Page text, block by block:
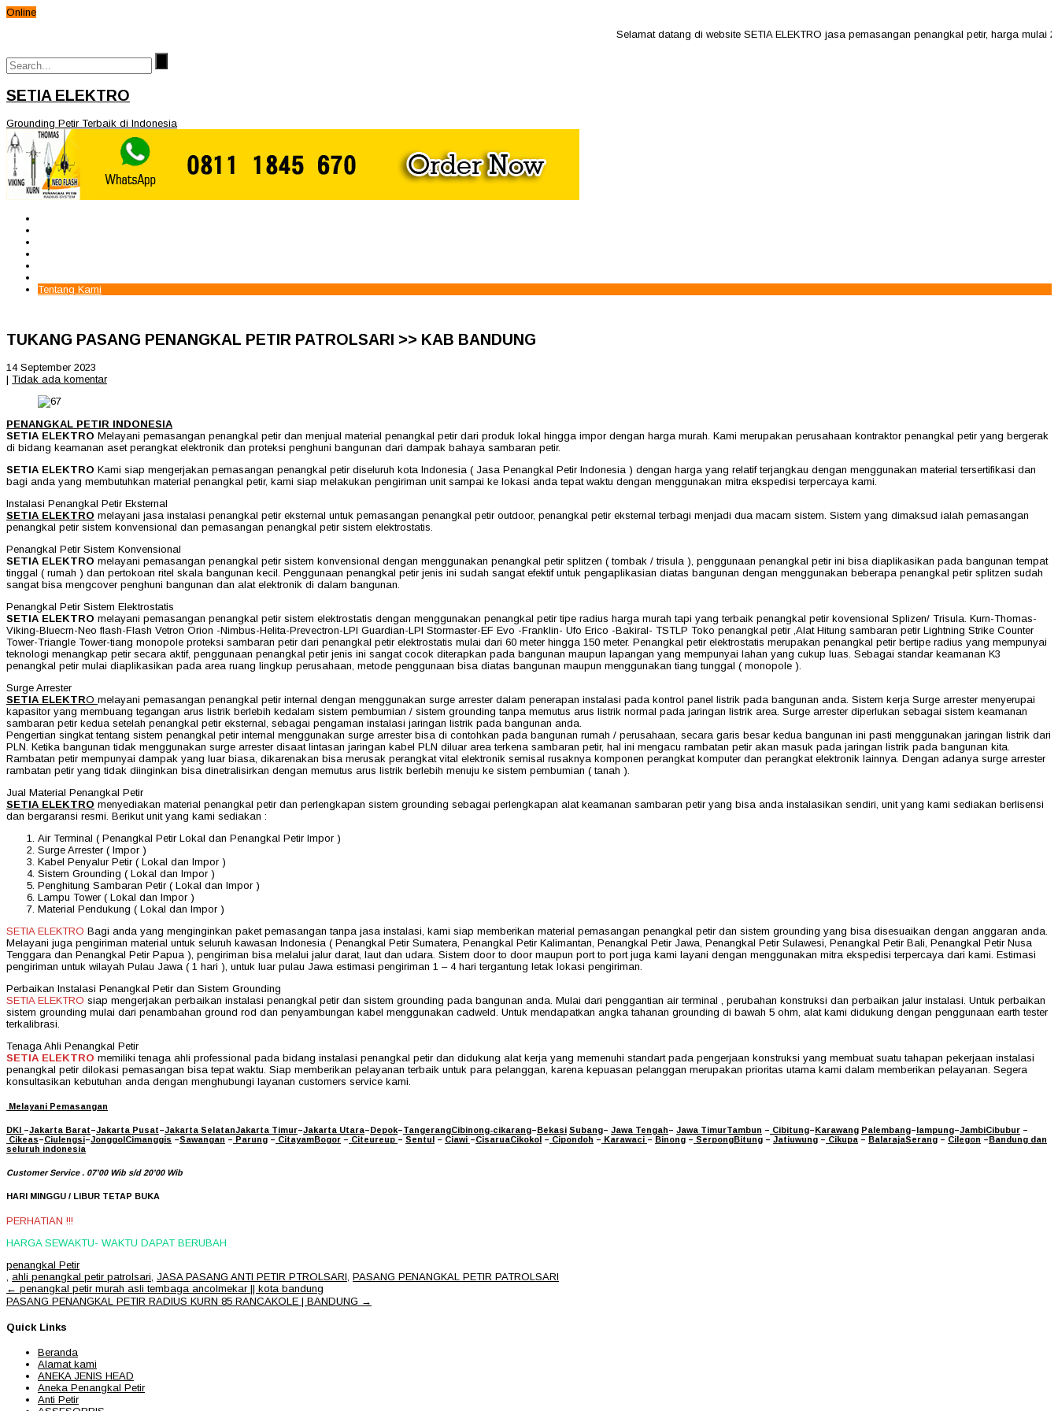
Online
Selamat datang di website SETIA ELEKTRO jasa pemasangan penangkal petir, harga mulai
SETIA ELEKTRO
Grounding Petir Terbaik di Indonesia
Tentang Kami
TUKANG PASANG PENANGKAL PETIR PATROLSARI >> KAB BANDUNG
14 September 2023
| Tidak ada komentar
PENANGKAL PETIR INDONESIA
SETIA ELEKTRO Melayani pemasangan penangkal petir dan menjual material penangkal petir dari produk lokal hingga impor dengan harga murah. Kami merupakan perusahaan kontraktor penangkal petir yang bergerak
di bidang keamanan aset perangkat elektronik dan proteksi penghuni bangunan dari dampak bahaya sambaran petir.
SETIA ELEKTRO Kami siap mengerjakan pemasangan penangkal petir diseluruh kota Indonesia ( Jasa Penangkal Petir Indonesia ) dengan harga yang relatif terjangkau dengan menggunakan material tersertifikasi dan
bagi anda yang membutuhkan material penangkal petir, kami siap melakukan pengiriman unit sampai ke lokasi anda tepat waktu dengan menggunakan mitra ekspedisi terpercaya kami.
Instalasi Penangkal Petir Eksternal
SETIA ELEKTRO melayani jasa instalasi penangkal petir eksternal untuk pemasangan penangkal petir outdoor, penangkal petir eksternal terbagi menjadi dua macam sistem. Sistem yang dimaksud ialah pemasangan
penangkal petir sistem konvensional dan pemasangan penangkal petir sistem elektrostatis.
Penangkal Petir Sistem Konvensional
SETIA ELEKTRO melayani pemasangan penangkal petir sistem konvensional dengan menggunakan penangkal petir splitzen ( tombak / trisula ), penggunaan penangkal petir ini bisa diaplikasikan pada bangunan tempat
tinggal ( rumah ) dan pertokoan ritel skala bangunan kecil. Penggunaan penangkal petir jenis ini sudah sangat efektif untuk pengaplikasian diatas bangunan dengan menggunakan beberapa penangkal petir splitzen sudah
sangat bisa mengcover penghuni bangunan dan alat elektronik di dalam bangunan.
Penangkal Petir Sistem Elektrostatis
SETIA ELEKTRO melayani pemasangan penangkal petir sistem elektrostatis dengan menggunakan penangkal petir tipe radius harga murah tapi yang terbaik penangkal petir kovensional Splizen/ Trisula. Kurn-Thomas-
Viking-Bluecrn-Neo flash-Flash Vetron Orion -Nimbus-Helita-Prevectron-LPI Guardian-LPI Stormaster-EF Evo -Franklin- Ufo Erico -Bakiral- TSTLP Toko penangkal petir ,Alat Hitung sambaran petir Lightning Strike Counter
Tower-Triangle Tower-tiang monopole proteksi sambaran petir dari penangkal petir elektrostatis mulai dari 60 meter hingga 150 meter. Penangkal petir elektrostatis merupakan penangkal petir bertipe radius yang mempunyai
teknologi menangkap petir secara aktif, penggunaan penangkal petir jenis ini sangat cocok diterapkan pada bangunan maupun lapangan yang mempunyai lahan yang cukup luas. Sebagai standar keamanan K3
penangkal petir mulai diaplikasikan pada area ruang lingkup perusahaan, metode penggunaan bisa diatas bangunan maupun menggunakan tiang tunggal ( monopole ).
Surge Arrester
SETIA ELEKTRO melayani pemasangan penangkal petir internal dengan menggunakan surge arrester dalam penerapan instalasi pada kontrol panel listrik pada bangunan anda. Sistem kerja Surge arrester menyerupai
kapasitor yang membuang tegangan arus listrik berlebih kedalam sistem pembumian / sistem grounding tanpa memutus arus listrik normal pada jaringan listrik area. Surge arrester diperlukan sebagai sistem keamanan
sambaran petir kedua setelah penangkal petir eksternal, sebagai pengaman instalasi jaringan listrik pada bangunan anda.
Pengertian singkat tentang sistem penangkal petir internal menggunakan surge arrester bisa di contohkan pada bangunan rumah / perusahaan, secara garis besar kedua bangunan ini pasti menggunakan jaringan listrik dari
PLN. Ketika bangunan tidak menggunakan surge arrester disaat lintasan jaringan kabel PLN diluar area terkena sambaran petir, hal ini mengacu rambatan petir akan masuk pada jaringan listrik pada bangunan kita.
Rambatan petir mempunyai dampak yang luar biasa, dikarenakan bisa merusak perangkat vital elektronik semisal rusaknya komponen perangkat komputer dan perangkat elektronik lainnya. Dengan adanya surge arrester
rambatan petir yang tidak diinginkan bisa dinetralisirkan dengan memutus arus listrik berlebih menuju ke sistem pembumian ( tanah ).
Jual Material Penangkal Petir
SETIA ELEKTRO menyediakan material penangkal petir dan perlengkapan sistem grounding sebagai perlengkapan alat keamanan sambaran petir yang bisa anda instalasikan sendiri, unit yang kami sediakan berlisensi
dan bergaransi resmi. Berikut unit yang kami sediakan :
Air Terminal ( Penangkal Petir Lokal dan Penangkal Petir Impor )
Surge Arrester ( Impor )
Kabel Penyalur Petir ( Lokal dan Impor )
Sistem Grounding ( Lokal dan Impor )
Penghitung Sambaran Petir ( Lokal dan Impor )
Lampu Tower ( Lokal dan Impor )
Material Pendukung ( Lokal dan Impor )
SETIA ELEKTRO Bagi anda yang menginginkan paket pemasangan tanpa jasa instalasi, kami siap memberikan material pemasangan penangkal petir dan sistem grounding yang bisa disesuaikan dengan anggaran anda.
Melayani juga pengiriman material untuk seluruh kawasan Indonesia ( Penangkal Petir Sumatera, Penangkal Petir Kalimantan, Penangkal Petir Jawa, Penangkal Petir Sulawesi, Penangkal Petir Bali, Penangkal Petir Nusa
Tenggara dan Penangkal Petir Papua ), pengiriman bisa melalui jalur darat, laut dan udara. Sistem door to door maupun port to port juga kami layani dengan menggunakan mitra ekspedisi terpercaya dari kami. Estimasi
pengiriman untuk wilayah Pulau Jawa ( 1 hari ), untuk luar pulau Jawa estimasi pengiriman 1 – 4 hari tergantung letak lokasi pengiriman.
Perbaikan Instalasi Penangkal Petir dan Sistem Grounding
SETIA ELEKTRO siap mengerjakan perbaikan instalasi penangkal petir dan sistem grounding pada bangunan anda. Mulai dari penggantian air terminal , perubahan konstruksi dan perbaikan jalur instalasi. Untuk perbaikan
sistem grounding mulai dari penambahan ground rod dan penyambungan kabel menggunakan cadweld. Untuk mendapatkan angka tahanan grounding di bawah 5 ohm, alat kami didukung dengan penggunaan earth tester
terkalibrasi.
Tenaga Ahli Penangkal Petir
SETIA ELEKTRO memiliki tenaga ahli professional pada bidang instalasi penangkal petir dan didukung alat kerja yang memenuhi standart pada pengerjaan konstruksi yang membuat suatu tahapan pekerjaan instalasi
penangkal petir dilokasi pemasangan bisa tepat waktu. Siap memberikan pelayanan terbaik untuk para pelanggan, karena kepuasan pelanggan merupakan prioritas utama kami dalam memberikan pelayanan. Segera
konsultasikan kebutuhan anda dengan menghubungi layanan customers service kami.
Melayani Pemasangan
DKI –Jakarta Barat–Jakarta Pusat–Jakarta SelatanJakarta Timur–Jakarta Utara–Depok–TangerangCibinong-cikarang–Bekasi Subang– Jawa Tengah– Jawa TimurTambun – Cibitung–Karawang Palembang–lampung–JambiCibubur –
Cikeas–Ciulengsi–JonggolCimanggis –Sawangan – Parung – CitayamBogor – Citeureup – Sentul – Ciawi –CisaruaCikokol – Cipondoh – Karawaci – Binong – SerpongBitung – Jatiuwung – Cikupa – BalarajaSerang – Cilegon –Bandung dan
seluruh indonesia
Customer Service . 07’00 Wib s/d 20’00 Wib
HARI MINGGU / LIBUR TETAP BUKA
PERHATIAN !!!
HARGA SEWAKTU- WAKTU DAPAT BERUBAH
penangkal Petir
ahli penangkal petir patrolsari JASA PASANG ANTI PETIR PTROLSARI PASANG PENANGKAL PETIR PATROLSARI
Post
navigation
← penangkal petir murah asli tembaga ancolmekar || kota bandung
PASANG PENANGKAL PETIR RADIUS KURN 85 RANCAKOLE | BANDUNG →
Quick Links
Beranda
Alamat kami
ANEKA JENIS HEAD
Aneka Penangkal Petir
Anti Petir